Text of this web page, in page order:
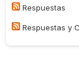
Respuestas
Respuestas y